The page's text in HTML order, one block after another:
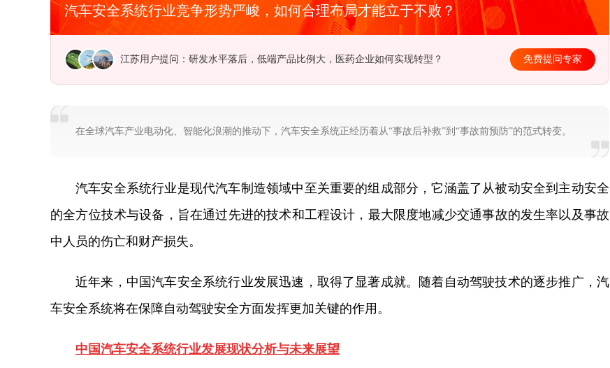
汽车安全系统行业竞争形势严峻，如何合理布局才能立于不败？
江苏用户提问：研发水平落后，低端产品比例大，医药企业如何实现转型？ 免费提问专家
在全球汽车产业电动化、智能化浪潮的推动下，汽车安全系统正经历着从“事故后补救”到“事故前预防”的范式转变。
汽车安全系统行业是现代汽车制造领域中至关重要的组成部分，它涵盖了从被动安全到主动安全
的全方位技术与设备，旨在通过先进的技术和工程设计，最大限度地减少交通事故的发生率以及事故
中人员的伤亡和财产损失。
近年来，中国汽车安全系统行业发展迅速，取得了显著成就。随着自动驾驶技术的逐步推广，汽
车安全系统将在保障自动驾驶安全方面发挥更加关键的作用。
中国汽车安全系统行业发展现状分析与未来展望